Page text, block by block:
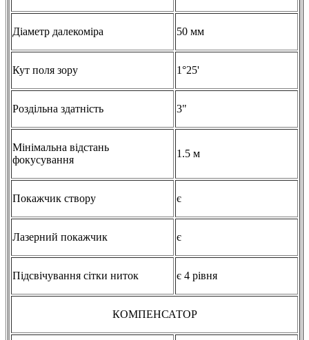
Діаметр далекоміра 50 мм
Кут поля зору 1°25'
Роздільна здатність 3"
Мінімальна відстань
фокусування
1.5 м
Покажчик створу є
Лазерний покажчик є
Підсвічування сітки ниток є 4 рівня
КОМПЕНСАТОР